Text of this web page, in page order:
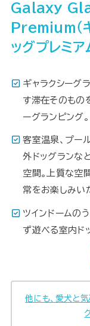
Galaxy
Premium（
ッグプレミア
ギャラクシーグ
す滞在そのもの
ーグランピング。
客室温泉、プー
外ドッグランな
空間。上質な空
常をお楽しみい
ツインドームの
ず遊べる室内ド
他にも、愛犬と